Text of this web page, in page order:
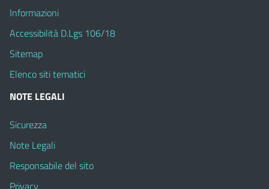
Informazioni
Accessibilità D.Lgs 106/18
Sitemap
Elenco siti tematici
NOTE LEGALI
Sicurezza
Note Legali
Responsabile del sito
Privacy